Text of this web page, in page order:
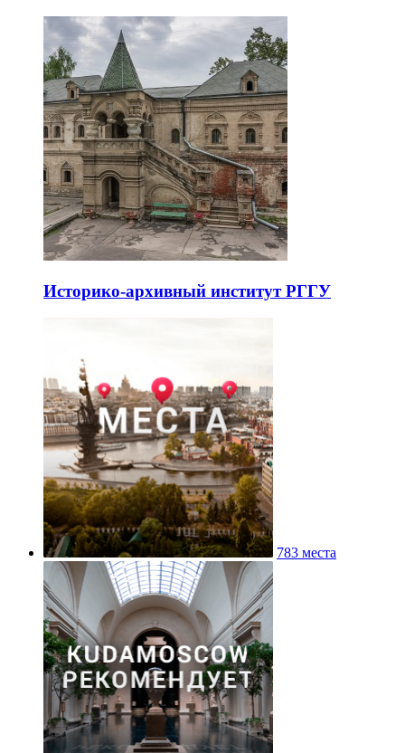
Историко-архивный институт РГГУ
783 места